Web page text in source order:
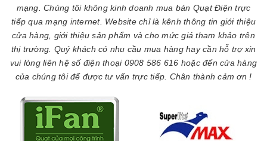
mạng. Chúng tôi không kinh doanh mua bán Quạt Điện trực
tiếp qua mạng internet. Website chỉ là kênh thông tin giới thiệu
cửa hàng, giới thiệu sản phẩm và cho mức giá tham khảo trên
thị trường. Quý khách có nhu cầu mua hàng hay cần hỗ trợ xin
vui lòng liên hệ số điện thoại 0908 586 616 hoặc đến cửa hàng
của chúng tôi để được tư vấn trực tiếp. Chân thành cảm ơn !